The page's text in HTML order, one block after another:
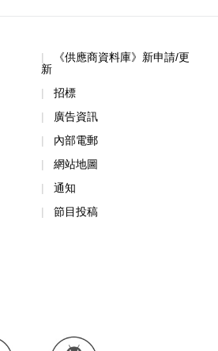
《供應商資料庫》新申請/更
新
招標
廣告資訊
內部電郵
網站地圖
通知
節目投稿